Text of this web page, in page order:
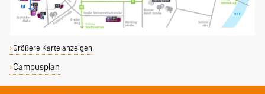
Größere Karte anzeigen
Campusplan